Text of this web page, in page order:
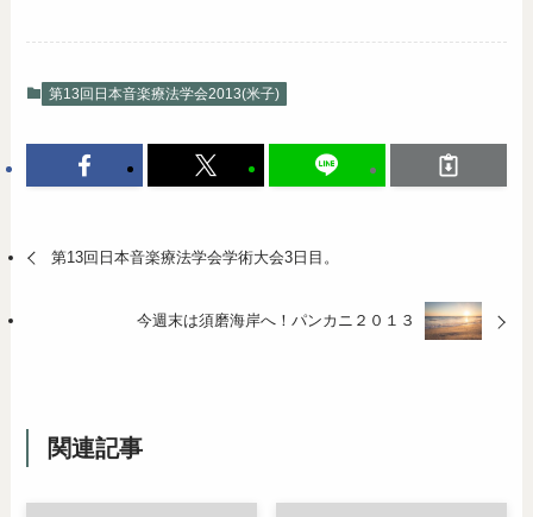
第13回日本音楽療法学会2013(米子)
第13回日本音楽療法学会学術大会3日目。
今週末は須磨海岸へ！パンカニ２０１３
関連記事